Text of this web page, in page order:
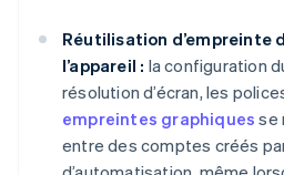
Réutilisation d’empreinte
l’appareil : la configuration
résolution d’écran, les
empreintes graphiques se
entre des comptes créés